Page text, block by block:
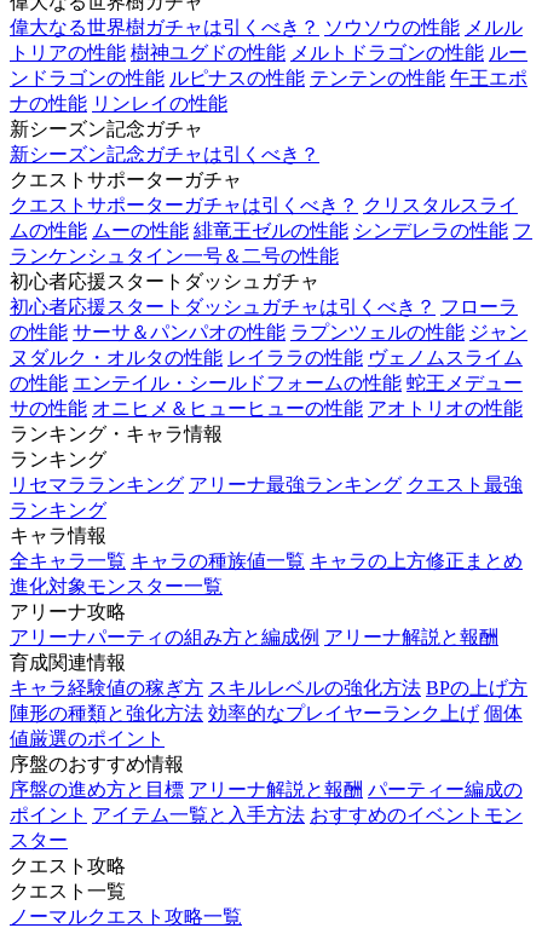
偉大なる世界樹ガチャは引くべき？ ソウソウの性能 メルル
トリアの性能 樹神ユグドの性能 メルトドラゴンの性能 ルー
ンドラゴンの性能 ルピナスの性能 テンテンの性能 午王エポ
ナの性能 リンレイの性能
新シーズン記念ガチャ
新シーズン記念ガチャは引くべき？
クエストサポーターガチャ
クエストサポーターガチャは引くべき？ クリスタルスライ
ムの性能 ムーの性能 緋竜王ゼルの性能 シンデレラの性能 フ
ランケンシュタイン一号＆二号の性能
初心者応援スタートダッシュガチャ
初心者応援スタートダッシュガチャは引くべき？ フローラ
の性能 サーサ＆パンパオの性能 ラプンツェルの性能 ジャン
ヌダルク・オルタの性能 レイララの性能 ヴェノムスライム
の性能 エンテイル・シールドフォームの性能 蛇王メデュー
サの性能 オニヒメ＆ヒューヒューの性能 アオトリオの性能
ランキング・キャラ情報
ランキング
リセマラランキング アリーナ最強ランキング クエスト最強
ランキング
キャラ情報
全キャラ一覧 キャラの種族値一覧 キャラの上方修正まとめ
進化対象モンスター一覧
アリーナ攻略
アリーナパーティの組み方と編成例 アリーナ解説と報酬
育成関連情報
キャラ経験値の稼ぎ方 スキルレベルの強化方法 BPの上げ方
陣形の種類と強化方法 効率的なプレイヤーランク上げ 個体
値厳選のポイント
序盤のおすすめ情報
序盤の進め方と目標 アリーナ解説と報酬 パーティー編成の
ポイント アイテム一覧と入手方法 おすすめのイベントモン
スター
クエスト攻略
クエスト一覧
ノーマルクエスト攻略一覧